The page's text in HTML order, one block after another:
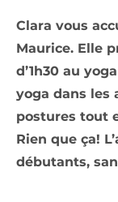
Clara vous
Maurice. Elle
d’1h30 au
yoga dans les
postures tout
Rien que ça!
débutants,